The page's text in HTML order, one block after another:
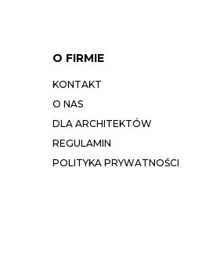
O FIRMIE
KONTAKT
O NAS
DLA ARCHITEKTÓW
REGULAMIN
POLITYKA PRYWATNOŚCI